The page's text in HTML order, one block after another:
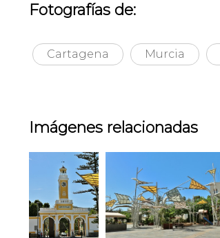
Fotografías de:
Cartagena Murcia
Imágenes relacionadas